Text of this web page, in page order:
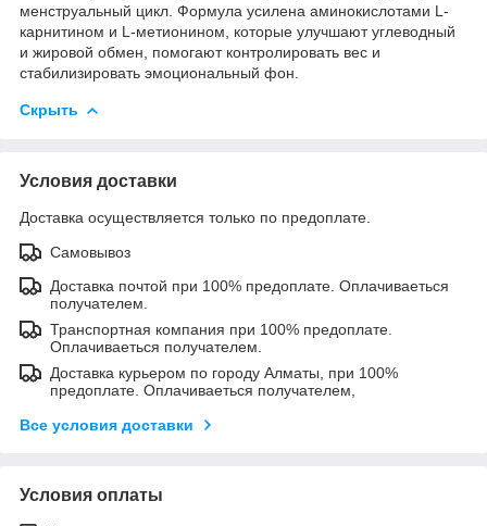
менструальный цикл. Формула усилена аминокислотами L-
карнитином и L-метионином, которые улучшают углеводный
и жировой обмен, помогают контролировать вес и
стабилизировать эмоциональный фон.
Скрыть
Условия доставки
Доставка осуществляется только по предоплате.
Самовывоз
Доставка почтой при 100% предоплате. Оплачиваеться
получателем.
Транспортная компания при 100% предоплате.
Оплачиваеться получателем.
Доставка курьером по городу Алматы, при 100%
предоплате. Оплачиваеться получателем,
Все условия доставки
Условия оплаты